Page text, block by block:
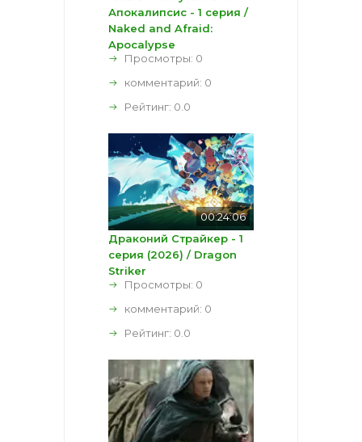
Апокалипсис - 1 серия /
Naked and Afraid:
Apocalypse
Просмотры: 0
комментарий: 0
Рейтинг: 0.0
00:24:06
Драконий Страйкер - 1
серия (2026) / Dragon
Striker
Просмотры: 0
комментарий: 0
Рейтинг: 0.0